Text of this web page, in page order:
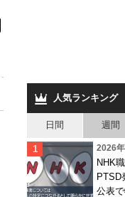
人気ランキング
日間 週間
2026
NHK
PTSD
公表